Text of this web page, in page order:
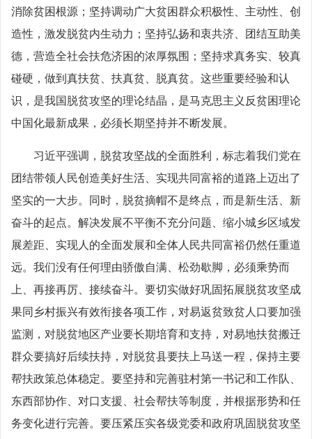
消除贫困根源；坚持调动广大贫困群众积极性、主动性、创
造性，激发脱贫内生动力；坚持弘扬和衷共济、团结互助美
德，营造全社会扶危济困的浓厚氛围；坚持求真务实、较真
碰硬，做到真扶贫、扶真贫、脱真贫。这些重要经验和认
识，是我国脱贫攻坚的理论结晶，是马克思主义反贫困理论
中国化最新成果，必须长期坚持并不断发展。
习近平强调，脱贫攻坚战的全面胜利，标志着我们党在
团结带领人民创造美好生活、实现共同富裕的道路上迈出了
坚实的一大步。同时，脱贫摘帽不是终点，而是新生活、新
奋斗的起点。解决发展不平衡不充分问题、缩小城乡区域发
展差距、实现人的全面发展和全体人民共同富裕仍然任重道
远。我们没有任何理由骄傲自满、松劲歇脚，必须乘势而
上、再接再厉、接续奋斗。要切实做好巩固拓展脱贫攻坚成
果同乡村振兴有效衔接各项工作，对易返贫致贫人口要加强
监测，对脱贫地区产业要长期培育和支持，对易地扶贫搬迁
群众要搞好后续扶持，对脱贫县要扶上马送一程，保持主要
帮扶政策总体稳定。要坚持和完善驻村第一书记和工作队、
东西部协作、对口支援、社会帮扶等制度，并根据形势和任
务变化进行完善。要压紧压实各级党委和政府巩固脱贫攻坚